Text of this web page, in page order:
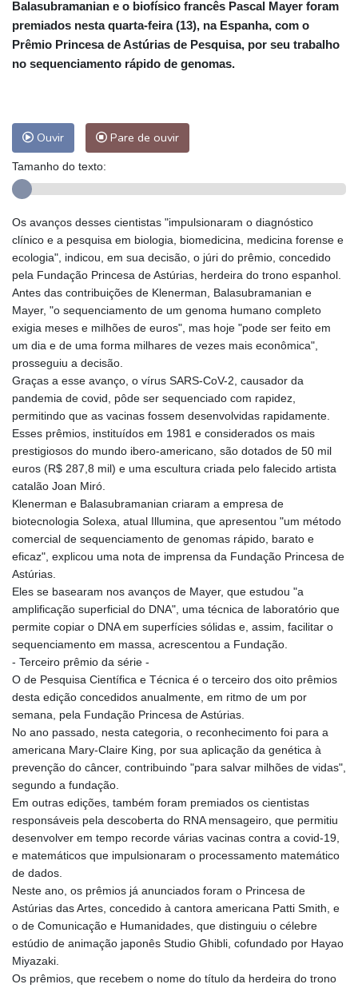
Balasubramanian e o biofísico francês Pascal Mayer foram
premiados nesta quarta-feira (13), na Espanha, com o
Prêmio Princesa de Astúrias de Pesquisa, por seu trabalho
no sequenciamento rápido de genomas.
Ouvir Pare de ouvir
Tamanho do texto:
Os avanços desses cientistas "impulsionaram o diagnóstico
clínico e a pesquisa em biologia, biomedicina, medicina forense e
ecologia", indicou, em sua decisão, o júri do prêmio, concedido
pela Fundação Princesa de Astúrias, herdeira do trono espanhol.
Antes das contribuições de Klenerman, Balasubramanian e
Mayer, "o sequenciamento de um genoma humano completo
exigia meses e milhões de euros", mas hoje "pode ser feito em
um dia e de uma forma milhares de vezes mais econômica",
prosseguiu a decisão.
Graças a esse avanço, o vírus SARS-CoV-2, causador da
pandemia de covid, pôde ser sequenciado com rapidez,
permitindo que as vacinas fossem desenvolvidas rapidamente.
Esses prêmios, instituídos em 1981 e considerados os mais
prestigiosos do mundo ibero-americano, são dotados de 50 mil
euros (R$ 287,8 mil) e uma escultura criada pelo falecido artista
catalão Joan Miró.
Klenerman e Balasubramanian criaram a empresa de
biotecnologia Solexa, atual Illumina, que apresentou "um método
comercial de sequenciamento de genomas rápido, barato e
eficaz", explicou uma nota de imprensa da Fundação Princesa de
Astúrias.
Eles se basearam nos avanços de Mayer, que estudou "a
amplificação superficial do DNA", uma técnica de laboratório que
permite copiar o DNA em superfícies sólidas e, assim, facilitar o
sequenciamento em massa, acrescentou a Fundação.
- Terceiro prêmio da série -
O de Pesquisa Científica e Técnica é o terceiro dos oito prêmios
desta edição concedidos anualmente, em ritmo de um por
semana, pela Fundação Princesa de Astúrias.
No ano passado, nesta categoria, o reconhecimento foi para a
americana Mary-Claire King, por sua aplicação da genética à
prevenção do câncer, contribuindo "para salvar milhões de vidas",
segundo a fundação.
Em outras edições, também foram premiados os cientistas
responsáveis pela descoberta do RNA mensageiro, que permitiu
desenvolver em tempo recorde várias vacinas contra a covid-19,
e matemáticos que impulsionaram o processamento matemático
de dados.
Neste ano, os prêmios já anunciados foram o Princesa de
Astúrias das Artes, concedido à cantora americana Patti Smith, e
o de Comunicação e Humanidades, que distinguiu o célebre
estúdio de animação japonês Studio Ghibli, cofundado por Hayao
Miyazaki.
Os prêmios, que recebem o nome do título da herdeira do trono